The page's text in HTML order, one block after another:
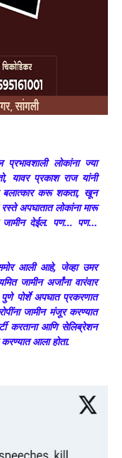
प्रभावशाली लोकांना ज्या
यावर प्रकाश राज यांनी
बलात्कार करू शकता, खून
अपघातात लोकांना मारू
जामीन देईल. पण... पण...
आली आहे, जेव्हा उमर
जामीन अर्जांना वारंवार
पोर्शे अपघात प्रकरणात
जामीन मंजूर करण्यात
करताना आणि सेलिब्रेशन
आला होता.